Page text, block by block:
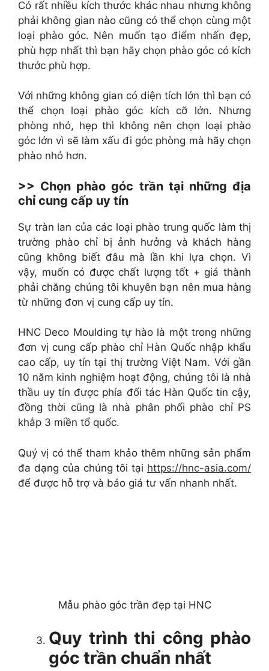
Có rất nhiều kích thước khác nhau nhưng không
phải không gian nào cũng có thể chọn cùng một
loại phào góc. Nên muốn tạo điểm nhấn đẹp,
phù hợp nhất thì bạn hãy chọn phào góc có kích
thước phù hợp.
Với những không gian có diện tích lớn thì bạn có
thể chọn loại phào góc kích cỡ lớn. Nhưng
phòng nhỏ, hẹp thì không nên chọn loại phào
góc lớn vì sẽ làm xấu đi góc phòng mà hãy chọn
phào nhỏ hơn.
>> Chọn phào góc trần tại những địa
chỉ cung cấp uy tín
Sự tràn lan của các loại phào trung quốc làm thị
trường phào chỉ bị ảnh hưởng và khách hàng
cũng không biết đâu mà lần khi lựa chọn. Vì
vậy, muốn có được chất lượng tốt + giá thành
phải chăng chúng tôi khuyên bạn nên mua hàng
từ những đơn vị cung cấp uy tín.
HNC Deco Moulding tự hào là một trong những
đơn vị cung cấp phào chỉ Hàn Quốc nhập khẩu
cao cấp, uy tín tại thị trường Việt Nam. Với gần
10 năm kinh nghiệm hoạt động, chúng tôi là nhà
thầu uy tín được phía đối tác Hàn Quốc tin cậy,
đồng thời cũng là nhà phân phối phào chỉ PS
khắp 3 miền tổ quốc.
Quý vị có thể tham khảo thêm những sản phẩm
đa dạng của chúng tôi tại https://hnc-asia.com/
để được hỗ trợ và báo giá tư vấn nhanh nhất.
Mẫu phào góc trần đẹp tại HNC
Quy trình thi công phào
góc trần chuẩn nhất